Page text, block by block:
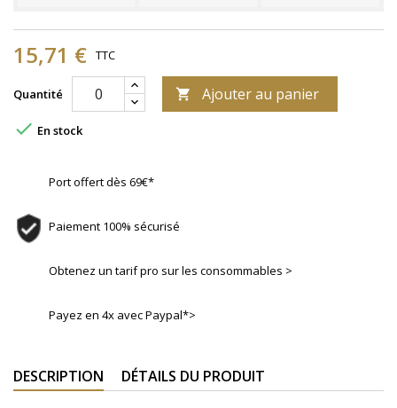
15,71 € TTC
Quantité  Ajouter au panier
 En stock
Port offert dès 69€*
Paiement 100% sécurisé
Obtenez un tarif pro sur les consommables >
Payez en 4x avec Paypal*>
DESCRIPTION DÉTAILS DU PRODUIT